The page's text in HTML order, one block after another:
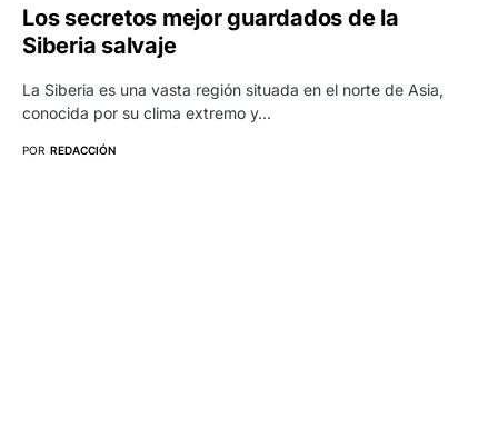
Los secretos mejor guardados de la
Siberia salvaje
La Siberia es una vasta región situada en el norte de Asia,
conocida por su clima extremo y…
POR REDACCIÓN